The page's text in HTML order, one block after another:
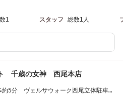
1 スタッフ 総数1人
千歳の女神 西尾本店
5分 ヴェルサウォーク西尾立体駐車場